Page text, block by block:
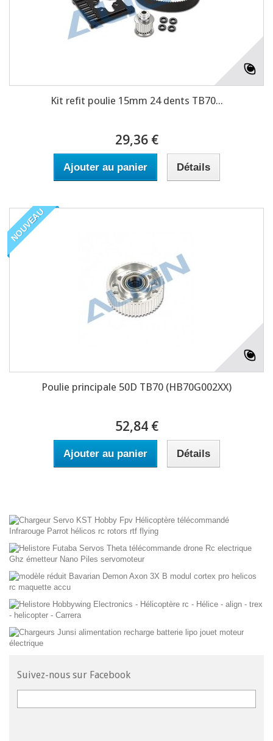
Kit refit poulie 15mm 24 dents TB70...
29,36 €
Ajouter au panier Détails
NOUVEAU
Poulie principale 50D TB70 (HB70G002XX)
52,84 €
Ajouter au panier Détails
Suivez-nous sur Facebook